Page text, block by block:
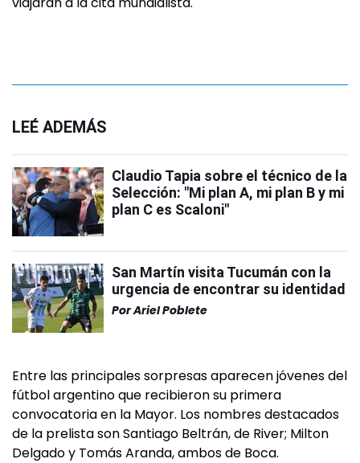
LEÉ ADEMÁS
Claudio Tapia sobre el técnico de la
Selección: "Mi plan A, mi plan B y mi
plan C es Scaloni"
San Martín visita Tucumán con la
urgencia de encontrar su identidad
PorAriel Poblete
Entre las principales sorpresas aparecen jóvenes del
fútbol argentino que recibieron su primera
convocatoria en la Mayor. Los nombres destacados
de la prelista son Santiago Beltrán, de River; Milton
Delgado y Tomás Aranda, ambos de Boca.